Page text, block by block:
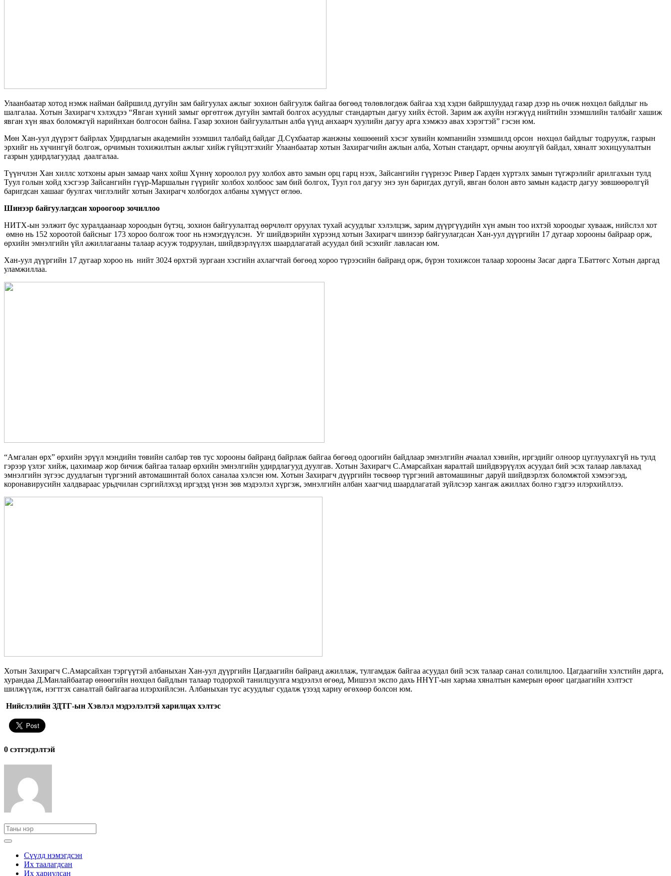
Улаанбаатар хотод нэмж найман байршилд дугуйн зам байгуулах ажлыг зохион байгуулж байгаа бөгөөд төлөвлөгдөж байгаа хэд хэдэн байршлуудад газар дээр нь очиж нөхцөл байдлыг нь
шалгалаа. Хотын Захирагч хэлэхдээ “Явган хүний замыг өргөтгөж дугуйн замтай болгох асуудлыг стандартын дагуу хийх ёстой. Зарим аж ахуйн нэгжүүд нийтийн эзэмшлийн талбайг хашиж
явган хүн явах боломжгүй нарийнхан болгосон байна. Газар зохион байгуулалтын алба үүнд анхаарч хуулийн дагуу арга хэмжээ авах хэрэгтэй” гэсэн юм.
Мөн Хан-уул дүүрэгт байрлах Удирдлагын академийн эзэмшил талбайд байдаг Д.Сүхбаатар жанжны хөшөөний хэсэг хувийн компанийн эзэмшилд орсон нөхцөл байдлыг тодруулж, газрын
эрхийг нь хүчингүй болгож, орчимын тохижилтын ажлыг хийж гүйцэтгэхийг Улаанбаатар хотын Захирагчийн ажлын алба, Хотын стандарт, орчны аюулгүй байдал, хяналт зохицуулалтын
газрын удирдлагуудад даалгалаа.
Түүнчлэн Хан хиллс хотхоны арын замаар чанх хойш Хүннү хороолол руу холбох авто замын орц гарц нээх, Зайсангийн гүүрнээс Ривер Гарден хүртэлх замын түгжрэлийг арилгахын тулд
Туул голын хойд хэсгээр Зайсангийн гүүр-Маршалын гүүрийг холбох холбоос зам бий болгох, Туул гол дагуу энэ зун баригдах дугуй, явган болон авто замын кадастр дагуу зөвшөөрөлгүй
баригдсан хашааг буулгах чиглэлийг хотын Захирагч холбогдох албаны хүмүүст өглөө.
Шинээр байгуулагдсан хороогоор зочиллоо
НИТХ-ын ээлжит бус хуралдаанаар хороодын бүтэц, зохион байгуулалтад өөрчлөлт оруулах тухай асуудлыг хэлэлцэж, зарим дүүргүүдийн хүн амын тоо ихтэй хороодыг хувааж, нийслэл хот
өмнө нь 152 хороотой байсныг 173 хороо болгож тоог нь нэмэгдүүлсэн. Уг шийдвэрийн хүрээнд хотын Захирагч шинээр байгуулагдсан Хан-уул дүүргийн 17 дугаар хорооны байраар орж,
өрхийн эмнэлгийн үйл ажиллагааны талаар асууж тодруулан, шийдвэрлүүлэх шаардлагатай асуудал бий эсэхийг лавласан юм.
Хан-уул дүүргийн 17 дугаар хороо нь нийт 3024 өрхтэй зургаан хэсгийн ахлагчтай бөгөөд хороо түрээсийн байранд орж, бүрэн тохижсон талаар хорооны Засаг дарга Т.Баттөгс Хотын даргад
уламжиллаа.
“Амгалан өрх” өрхийн эрүүл мэндийн төвийн салбар төв тус хорооны байранд байрлаж байгаа бөгөөд одоогийн байдлаар эмнэлгийн ачаалал хэвийн, иргэдийг олноор цуглуулахгүй нь тулд
гэрээр үзлэг хийж, цахимаар жор бичиж байгаа талаар өрхийн эмнэлгийн удирдлагууд дуулгав. Хотын Захирагч С.Амарсайхан яаралтай шийдвэрүүлэх асуудал бий эсэх талаар лавлахад
эмнэлгийн зүгээс дуудлагын түргэний автомашинтай болох саналаа хэлсэн юм. Хотын Захирагч дүүргийн төсвөөр түргэний автомашиныг даруй шийдвэрлэх боломжтой хэмээгээд,
коронавирусийн халдвараас урьдчилан сэргийлэхэд иргэдэд үнэн зөв мэдээлэл хүргэж, эмнэлгийн албан хаагчид шаардлагатай зүйлсээр хангаж ажиллах болно гэдгээ илэрхийллээ.
Хотын Захирагч С.Амарсайхан тэргүүтэй албаныхан Хан-уул дүүргийн Цагдаагийн байранд ажиллаж, тулгамдаж байгаа асуудал бий эсэх талаар санал солилцлоо. Цагдаагийн хэлстийн дарга,
хурандаа Д.Манлайбаатар өнөөгийн нөхцөл байдлын талаар тодорхой танилцуулга мэдээлэл өгөөд, Мишээл экспо дахь ННҮГ-ын харъяа хяналтын камерын өрөөг цагдаагийн хэлтэст
шилжүүлж, нэгтгэх саналтай байгаагаа илэрхийлсэн. Албаныхан тус асуудлыг судалж үзээд хариу өгөхөөр болсон юм.
Нийслэлийн ЗДТГ-ын Хэвлэл мэдээлэлтэй харилцах хэлтэс
0 cэтгэгдэлтэй
Сүүлд нэмэгдсэн
Их таалагдсан
Их хариулсан